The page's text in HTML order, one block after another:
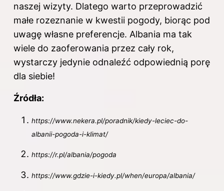
naszej wizyty. Dlatego warto przeprowadzić
małe rozeznanie w kwestii pogody, biorąc pod
uwagę własne preferencje. Albania ma tak
wiele do zaoferowania przez cały rok,
wystarczy jedynie odnaleźć odpowiednią porę
dla siebie!
Źródła:
https://www.nekera.pl/poradnik/kiedy-leciec-do-
albanii-pogoda-i-klimat/
https://r.pl/albania/pogoda
https://www.gdzie-i-kiedy.pl/when/europa/albania/